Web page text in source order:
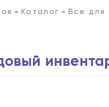
Каталог Все для